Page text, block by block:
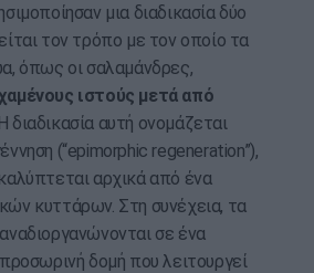
μια διαδικασία δύο
τον τρόπο με τον οποίο τα
όπως οι σαλαμάνδρες,
ιστούς μετά από
διαδικασία αυτή ονομάζεται
(“epimorphic regeneration”),
αρχικά από ένα
κυττάρων. Στη συνέχεια, τα
σε ένα
δομή που λειτουργεί